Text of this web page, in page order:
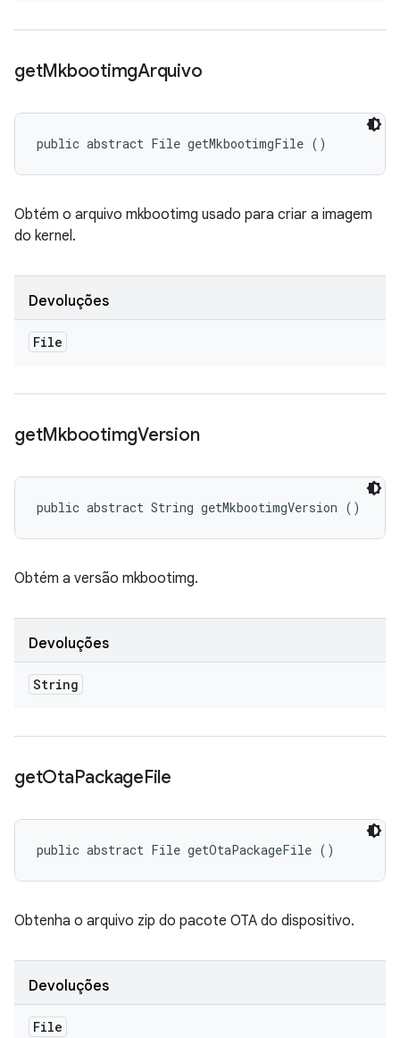
getMkbootimgArquivo
public abstract File getMkbootimgFile ()
Obtém o arquivo mkbootimg usado para criar a imagem
do kernel.
Devoluções
File
getMkbootimgVersion
public abstract String getMkbootimgVersion ()
Obtém a versão mkbootimg.
Devoluções
String
getOtaPackageFile
public abstract File getOtaPackageFile ()
Obtenha o arquivo zip do pacote OTA do dispositivo.
Devoluções
File